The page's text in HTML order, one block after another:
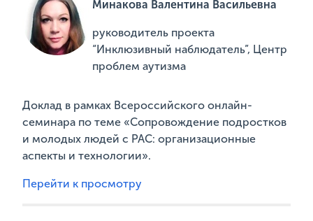
Минакова Валентина Васильевна
руководитель проекта
“Инклюзивный наблюдатель”, Центр
проблем аутизма
Доклад в рамках Всероссийского онлайн-
семинара по теме «Сопровождение подростков
и молодых людей с РАС: организационные
аспекты и технологии».
Перейти к просмотру